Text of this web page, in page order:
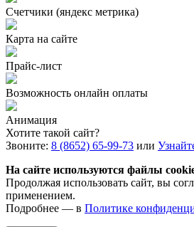
Счетчики (яндекс метрика)
Карта на сайте
Прайс-лист
Возможность онлайн оплаты
Анимация
Хотите такой сайт?
Звоните: 8 (8652) 65-99-73 или
На сайте используются файлы
Продолжая использовать сайт, вы
применением.
Подробнее — в Политике